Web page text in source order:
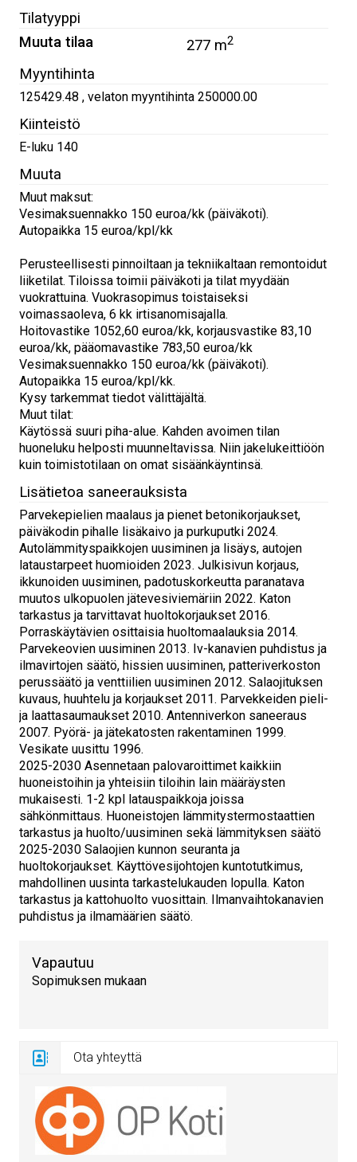
Tilatyyppi
Muuta tilaa
277 m2
Myyntihinta
125429.48 , velaton myyntihinta 250000.00
Kiinteistö
E-luku 140
Muuta
Muut maksut:
Vesimaksuennakko 150 euroa/kk (päiväkoti).
Autopaikka 15 euroa/kpl/kk
Perusteellisesti pinnoiltaan ja tekniikaltaan remontoidut
liiketilat. Tiloissa toimii päiväkoti ja tilat myydään
vuokrattuina. Vuokrasopimus toistaiseksi
voimassaoleva, 6 kk irtisanomisajalla.
Hoitovastike 1052,60 euroa/kk, korjausvastike 83,10
euroa/kk, pääomavastike 783,50 euroa/kk
Vesimaksuennakko 150 euroa/kk (päiväkoti).
Autopaikka 15 euroa/kpl/kk.
Kysy tarkemmat tiedot välittäjältä.
Muut tilat:
Käytössä suuri piha-alue. Kahden avoimen tilan
huoneluku helposti muunneltavissa. Niin jakelukeittiöön
kuin toimistotilaan on omat sisäänkäyntinsä.
Lisätietoa saneerauksista
Parvekepielien maalaus ja pienet betonikorjaukset,
päiväkodin pihalle lisäkaivo ja purkuputki 2024.
Autolämmityspaikkojen uusiminen ja lisäys, autojen
lataustarpeet huomioiden 2023. Julkisivun korjaus,
ikkunoiden uusiminen, padotuskorkeutta paranatava
muutos ulkopuolen jätevesiviemäriin 2022. Katon
tarkastus ja tarvittavat huoltokorjaukset 2016.
Porraskäytävien osittaisia huoltomaalauksia 2014.
Parvekeovien uusiminen 2013. Iv-kanavien puhdistus ja
ilmavirtojen säätö, hissien uusiminen, patteriverkoston
perussäätö ja venttiilien uusiminen 2012. Salaojituksen
kuvaus, huuhtelu ja korjaukset 2011. Parvekkeiden pieli-
ja laattasaumaukset 2010. Antenniverkon saneeraus
2007. Pyörä- ja jätekatosten rakentaminen 1999.
Vesikate uusittu 1996.
2025-2030 Asennetaan palovaroittimet kaikkiin
huoneistoihin ja yhteisiin tiloihin lain määräysten
mukaisesti. 1-2 kpl latauspaikkoja joissa
sähkönmittaus. Huoneistojen lämmitystermostaattien
tarkastus ja huolto/uusiminen sekä lämmityksen säätö
2025-2030 Salaojien kunnon seuranta ja
huoltokorjaukset. Käyttövesijohtojen kuntotutkimus,
mahdollinen uusinta tarkastelukauden lopulla. Katon
tarkastus ja kattohuolto vuosittain. Ilmanvaihtokanavien
puhdistus ja ilmamäärien säätö.
Vapautuu
Sopimuksen mukaan
Ota yhteyttä